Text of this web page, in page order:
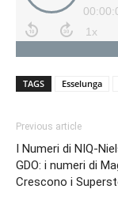
TAGS Esselunga
Previous article
I Numeri di NIQ-
GDO: i numeri di
Crescono i